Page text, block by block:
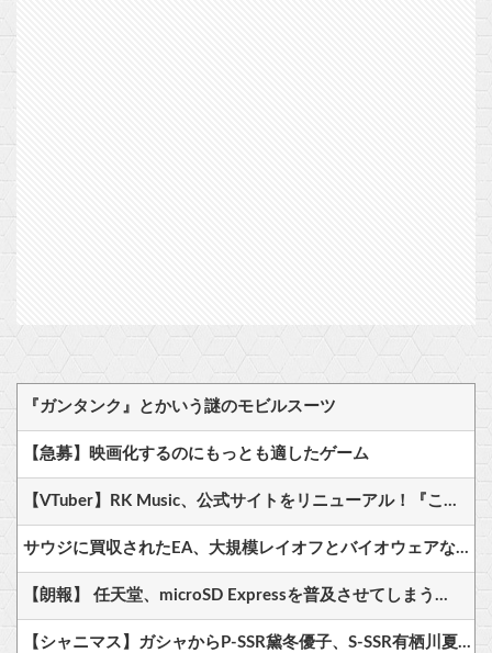
『ガンタンク』とかいう謎のモビルスーツ
【急募】映画化するのにもっとも適したゲーム
【VTuber】RK Music、公式サイトをリニューアル！『こうして見るとRK Music結構アーティストおるわね』
サウジに買収されたEA、大規模レイオフとバイオウェアなど売却か
【朗報】 任天堂、microSD Expressを普及させてしまう…
【シャニマス】ガシャからP-SSR黛冬優子、S-SSR有栖川夏葉が登場！イベントS-SR福丸小糸！